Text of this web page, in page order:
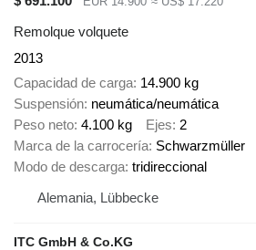
Remolque volquete
2013
Capacidad de carga 14.900 kg
Suspensión neumática/neumática
Peso neto 4.100 kg Ejes 2
Marca de la carrocería Schwarzmüller
Modo de descarga tridireccional
Alemania, Lübbecke
ITC GmbH & Co.KG